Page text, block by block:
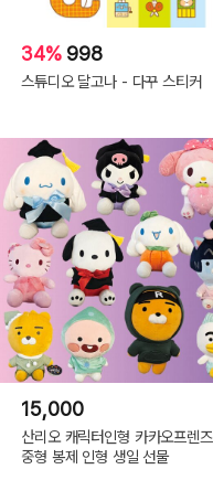
34% 998
스튜디오 달고나 - 다꾸 스티커
15,000
산리오 캐릭터인형 카카오프렌즈
중형 봉제 인형 생일 선물